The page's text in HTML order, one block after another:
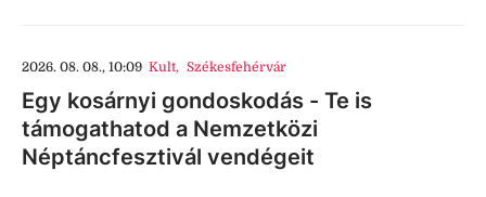
2026. 08. 08., 10:09 Kult, Székesfehérvár
Egy kosárnyi gondoskodás - Te is
támogathatod a Nemzetközi
Néptáncfesztivál vendégeit